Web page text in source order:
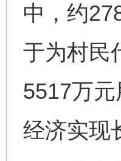
中，约
于为村民
5517万
经济实现